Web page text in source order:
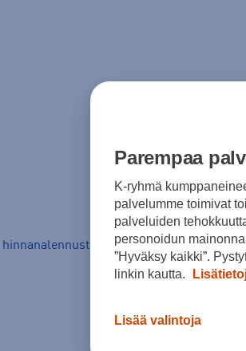
edeltäneiden 30 päivän
Parempaa
K-ryhmä
palvelumme toimivat
palveluiden
personoidun
”Hyväksy kaikki”.
linkin kautta.
Lisää valintoja